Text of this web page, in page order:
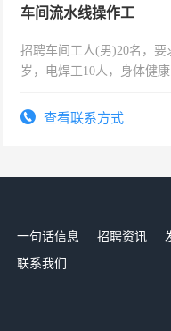
车间流水线操作工
招聘车间工人(男)20名，要
岁，电焊工10人，身体健
宿，免费发放劳保用品，两
查看联系方式
一句话信息 招聘资讯
联系我们